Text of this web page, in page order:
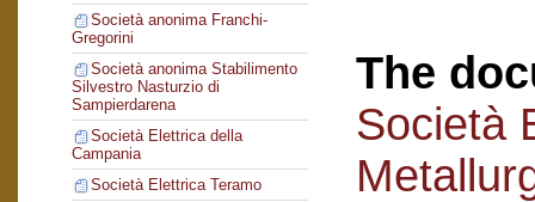
Società anonima Franchi-
Gregorini
Società anonima Stabilimento
Silvestro Nasturzio di
Sampierdarena
Società Elettrica della
Campania
Società Elettrica Teramo
The
Società